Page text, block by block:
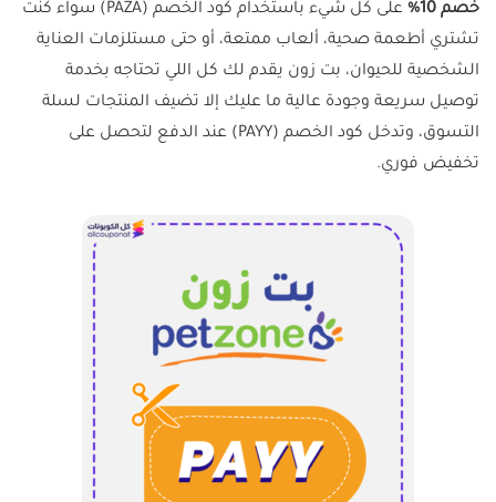
خصم 10%
على كل شيء باستخدام كود الخصم (PAZA) سواء كنت
تشتري أطعمة صحية، ألعاب ممتعة، أو حتى مستلزمات العناية
الشخصية للحيوان، بت زون يقدم لك كل اللي تحتاجه بخدمة
توصيل سريعة وجودة عالية ما عليك إلا تضيف المنتجات لسلة
التسوق، وتدخل كود الخصم (PAYY) عند الدفع لتحصل على
تخفيض فوري.